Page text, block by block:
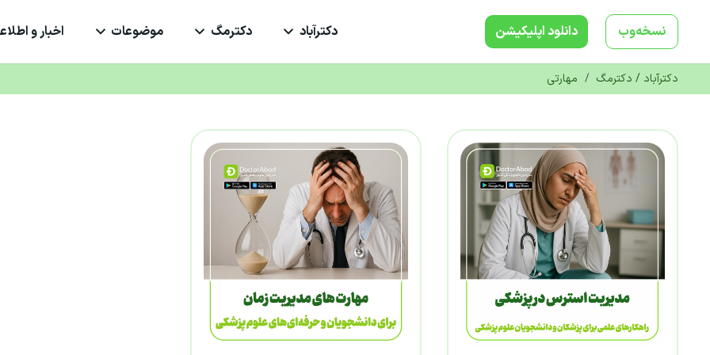
نسخه‌وب دانلود‌ اپلیکیشن دکترآباد دکترمگ موضوعات اخبار و
دکترآباد / دکترمگ / مهارتی